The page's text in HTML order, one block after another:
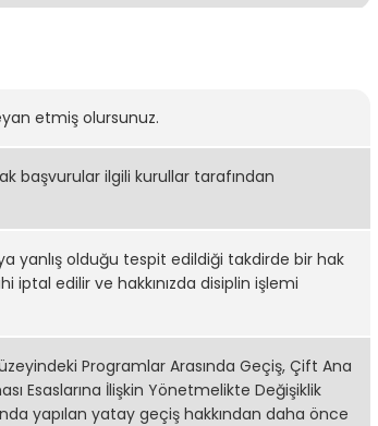
etmiş olursunuz.
başvurular ilgili kurullar tarafından
yanlış olduğu tespit edildiği takdirde bir hak
iptal edilir ve hakkınızda disiplin işlemi
Programlar Arasında Geçiş, Çift Ana
Esaslarına İlişkin Yönetmelikte Değişiklik
yapılan yatay geçiş hakkından daha önce